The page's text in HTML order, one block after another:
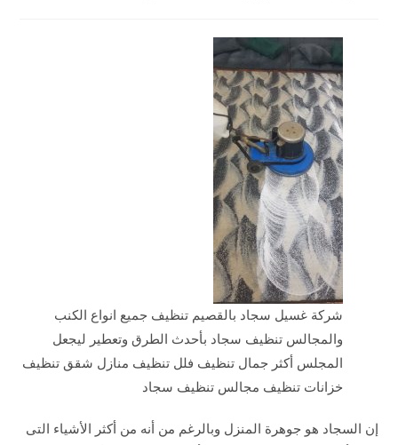
شركة غسيل سجاد بالقصيم تنظيف جميع انواع الكنب
والمجالس تنظيف سجاد بأحدث الطرق وتعطير ليجعل
المجلس أكثر جمال تنظيف فلل تنظيف منازل شقق تنظيف
خزانات تنظيف مجالس تنظيف سجاد
إن السجاد هو جوهرة المنزل وبالرغم من أنه من أكثر الأشياء التى